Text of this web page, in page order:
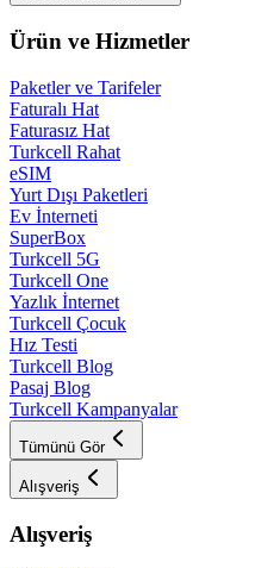
Ürün ve Hizmetler
Paketler ve Tarifeler
Faturalı Hat
Faturasız Hat
Turkcell Rahat
eSIM
Yurt Dışı Paketleri
Ev İnterneti
SuperBox
Turkcell 5G
Turkcell One
Yazlık İnternet
Turkcell Çocuk
Hız Testi
Turkcell Blog
Pasaj Blog
Turkcell Kampanyalar
Tümünü Gör
Alışveriş
Alışveriş